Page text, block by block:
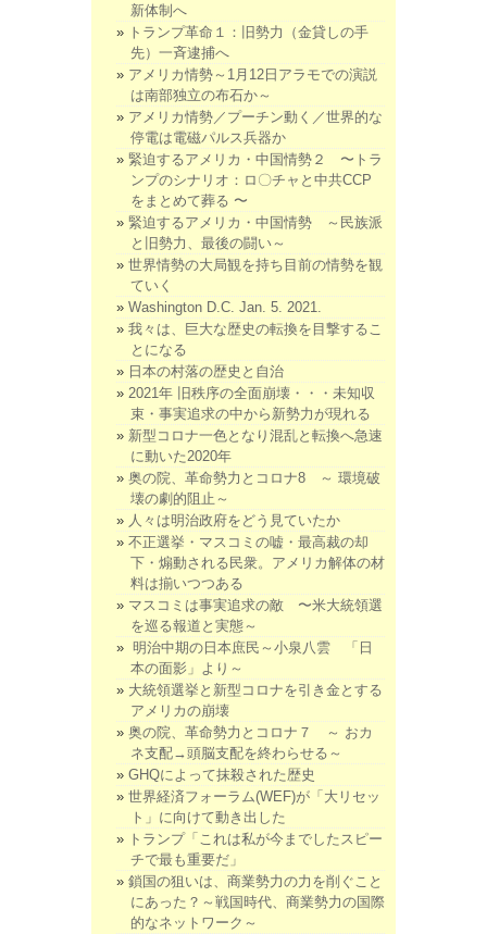
新体制へ
トランプ革命１：旧勢力（金貸しの手
先）一斉逮捕へ
アメリカ情勢～1月12日アラモでの演説
は南部独立の布石か～
アメリカ情勢／プーチン動く／世界的な
停電は電磁パルス兵器か
緊迫するアメリカ・中国情勢２ 〜トラ
ンプのシナリオ：ロ〇チャと中共CCP
をまとめて葬る 〜
緊迫するアメリカ・中国情勢 ～民族派
と旧勢力、最後の闘い～
世界情勢の大局観を持ち目前の情勢を観
ていく
Washington D.C. Jan. 5. 2021.
我々は、巨大な歴史の転換を目撃するこ
とになる
日本の村落の歴史と自治
2021年 旧秩序の全面崩壊・・・未知収
束・事実追求の中から新勢力が現れる
新型コロナ一色となり混乱と転換へ急速
に動いた2020年
奥の院、革命勢力とコロナ8 ～ 環境破
壊の劇的阻止～
人々は明治政府をどう見ていたか
不正選挙・マスコミの嘘・最高裁の却
下・煽動される民衆。アメリカ解体の材
料は揃いつつある
マスコミは事実追求の敵 〜米大統領選
を巡る報道と実態～
明治中期の日本庶民～小泉八雲 「日
本の面影」より～
大統領選挙と新型コロナを引き金とする
アメリカの崩壊
奥の院、革命勢力とコロナ７ ～ おカ
ネ支配→頭脳支配を終わらせる～
GHQによって抹殺された歴史
世界経済フォーラム(WEF)が「大リセッ
ト」に向けて動き出した
トランプ「これは私が今までしたスピー
チで最も重要だ」
鎖国の狙いは、商業勢力の力を削ぐこと
にあった？～戦国時代、商業勢力の国際
的なネットワーク～